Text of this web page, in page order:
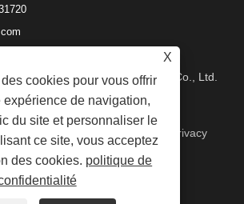
Huimei Industry and Trade Co., Ltd.
Liens Sitemap XML Privacy
X
cookies pour vous offrir
expérience de navigation,
du site et personnaliser le
ce site, vous acceptez
des cookies. politique de